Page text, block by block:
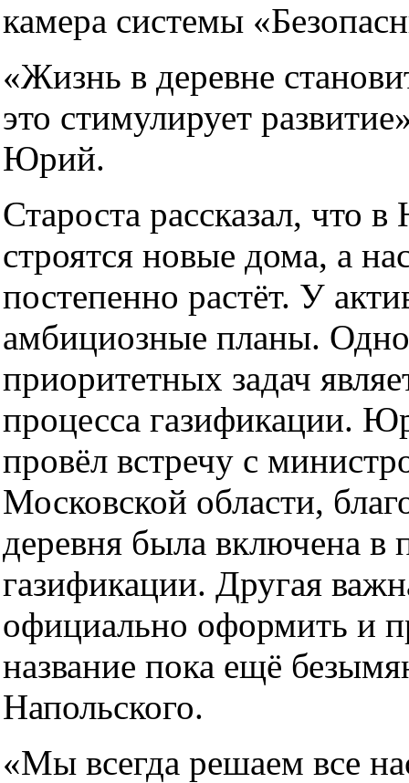
камера системы
«Жизнь в деревне
это стимулирует
Юрий.
Староста рассказал, что
строятся новые дома, а
постепенно растёт. У
амбициозные планы.
приоритетных задач
процесса газификации.
провёл встречу с
Московской области,
деревня была включена в
газификации. Другая
официально оформить и
название пока ещё
Напольского.
«Мы всегда решаем все